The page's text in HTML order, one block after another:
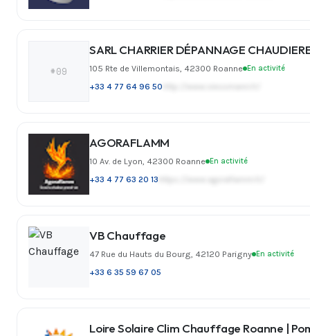
#09
SARL CHARRIER DÉPANNAGE
105 Rte de Villemontais, 42300 Roanne En activité
+33 4 77 64 96 50
AGORAFLAMM
10 Av. de Lyon, 42300 Roanne En activité
+33 4 77 63 20 13
VB Chauffage
47 Rue du Hauts du Bourg, 42120 Parigny En activité
+33 6 35 59 67 05
Loire Solaire Clim Chauffage Roanne |